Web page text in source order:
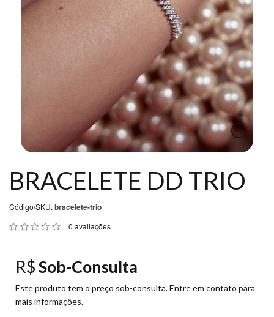
99027-
Chat
WhatsApp
uma
mensagem
BRACELETE DD TRIO
Código/SKU:bracelete-trio
0 avaliações
R$Sob-Consulta
Este produto tem o preço sob-consulta. Entre em contato para
mais informações.